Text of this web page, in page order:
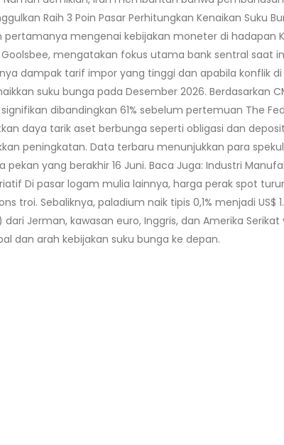
Raih 3 Poin Pasar Perhitungkan Kenaikan Suku
mengenai kebijakan moneter di hadapan
mengatakan fokus utama bank sentral saat
dampak tarif impor yang tinggi dan apabila konflik di
suku bunga pada Desember 2026. Berdasarkan
dibandingkan 61% sebelum pertemuan The
daya tarik aset berbunga seperti obligasi dan
peningkatan. Data terbaru menunjukkan para
yang berakhir 16 Juni. Baca Juga: Industri
Di pasar logam mulia lainnya, harga perak spot
troi. Sebaliknya, paladium naik tipis 0,1% menjadi US$
Jerman, kawasan euro, Inggris, dan Amerika Serikat
dan arah kebijakan suku bunga ke depan.